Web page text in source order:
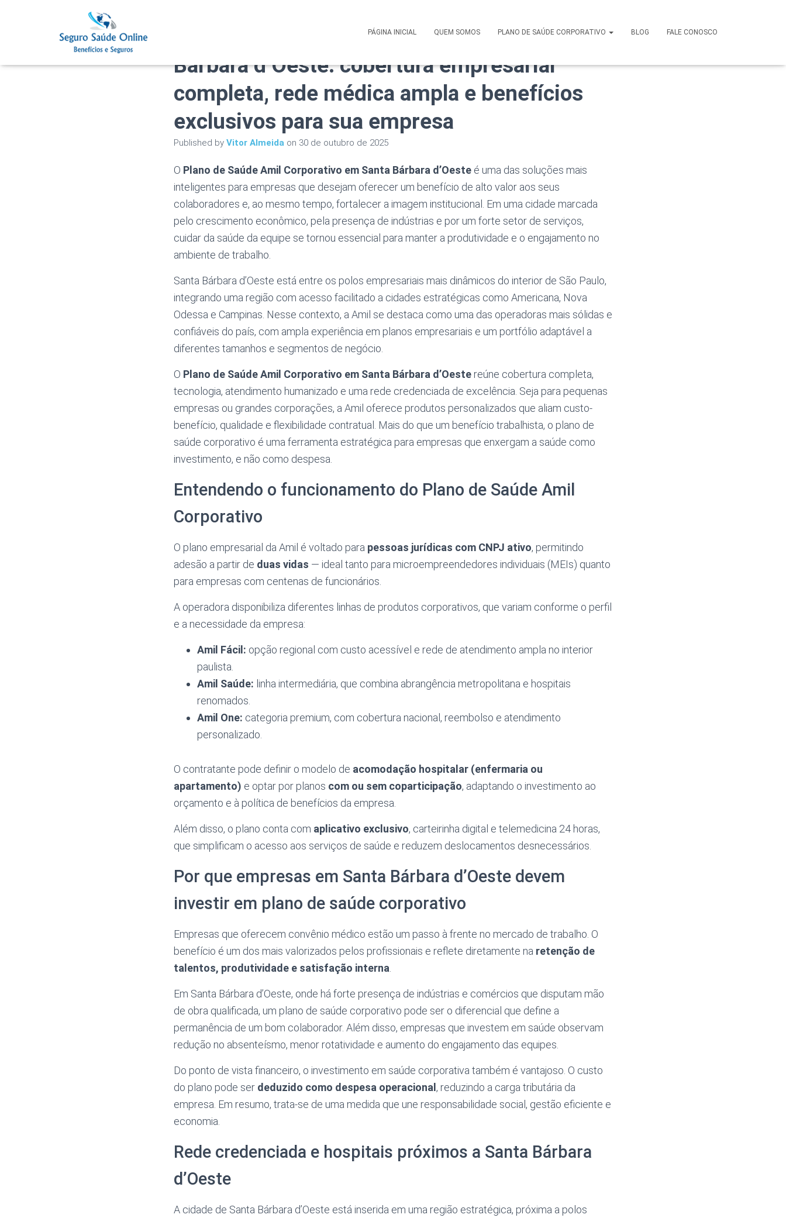
PÁGINA INICIAL QUEM SOMOS PLANO DE SAÚDE CORPORATIVO BLOG FALE CONOSCO
Plano de Saúde Amil Corporativo em Santa
Bárbara d’Oeste: cobertura empresarial
completa, rede médica ampla e benefícios
exclusivos para sua empresa
Published by Vitor Almeida on 30 de outubro de 2025
O Plano de Saúde Amil Corporativo em Santa Bárbara d’Oeste é uma das soluções mais
inteligentes para empresas que desejam oferecer um benefício de alto valor aos seus
colaboradores e, ao mesmo tempo, fortalecer a imagem institucional. Em uma cidade marcada
pelo crescimento econômico, pela presença de indústrias e por um forte setor de serviços,
cuidar da saúde da equipe se tornou essencial para manter a produtividade e o engajamento no
ambiente de trabalho.
Santa Bárbara d’Oeste está entre os polos empresariais mais dinâmicos do interior de São Paulo,
integrando uma região com acesso facilitado a cidades estratégicas como Americana, Nova
Odessa e Campinas. Nesse contexto, a Amil se destaca como uma das operadoras mais sólidas e
confiáveis do país, com ampla experiência em planos empresariais e um portfólio adaptável a
diferentes tamanhos e segmentos de negócio.
O Plano de Saúde Amil Corporativo em Santa Bárbara d’Oeste reúne cobertura completa,
tecnologia, atendimento humanizado e uma rede credenciada de excelência. Seja para pequenas
empresas ou grandes corporações, a Amil oferece produtos personalizados que aliam custo-
benefício, qualidade e flexibilidade contratual. Mais do que um benefício trabalhista, o plano de
saúde corporativo é uma ferramenta estratégica para empresas que enxergam a saúde como
investimento, e não como despesa.
Entendendo o funcionamento do Plano de Saúde Amil
Corporativo
O plano empresarial da Amil é voltado para pessoas jurídicas com CNPJ ativo, permitindo
adesão a partir de duas vidas — ideal tanto para microempreendedores individuais (MEIs) quanto
para empresas com centenas de funcionários.
A operadora disponibiliza diferentes linhas de produtos corporativos, que variam conforme o perfil
e a necessidade da empresa:
Amil Fácil: opção regional com custo acessível e rede de atendimento ampla no interior
paulista.
Amil Saúde: linha intermediária, que combina abrangência metropolitana e hospitais
renomados.
Amil One: categoria premium, com cobertura nacional, reembolso e atendimento
personalizado.
O contratante pode definir o modelo de acomodação hospitalar (enfermaria ou
apartamento) e optar por planos com ou sem coparticipação, adaptando o investimento ao
orçamento e à política de benefícios da empresa.
Além disso, o plano conta com aplicativo exclusivo, carteirinha digital e telemedicina 24 horas,
que simplificam o acesso aos serviços de saúde e reduzem deslocamentos desnecessários.
Por que empresas em Santa Bárbara d’Oeste devem
investir em plano de saúde corporativo
Empresas que oferecem convênio médico estão um passo à frente no mercado de trabalho. O
benefício é um dos mais valorizados pelos profissionais e reflete diretamente na retenção de
talentos, produtividade e satisfação interna
Em Santa Bárbara d’Oeste, onde há forte presença de indústrias e comércios que disputam mão
de obra qualificada, um plano de saúde corporativo pode ser o diferencial que define a
permanência de um bom colaborador. Além disso, empresas que investem em saúde observam
redução no absenteísmo, menor rotatividade e aumento do engajamento das equipes.
Do ponto de vista financeiro, o investimento em saúde corporativa também é vantajoso. O custo
do plano pode ser deduzido como despesa operacional , reduzindo a carga tributária da
empresa. Em resumo, trata-se de uma medida que une responsabilidade social, gestão eficiente e
economia.
Rede credenciada e hospitais próximos a Santa Bárbara
d’Oeste
A cidade de Santa Bárbara d’Oeste está inserida em uma região estratégica, próxima a polos